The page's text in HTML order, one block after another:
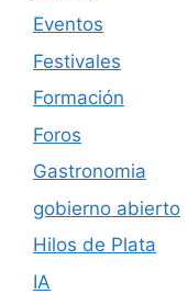
Eventos
Festivales
Formación
Foros
Gastronomia
gobierno abierto
Hilos de Plata
IA